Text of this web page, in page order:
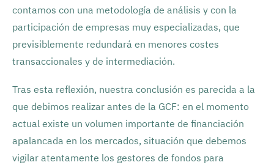
contamos con una metodología de análisis y con la
participación de empresas muy especializadas, que
previsiblemente redundará en menores costes
transaccionales y de intermediación.
Tras esta reflexión, nuestra conclusión es parecida a la
que debimos realizar antes de la GCF: en el momento
actual existe un volumen importante de financiación
apalancada en los mercados, situación que debemos
vigilar atentamente los gestores de fondos para